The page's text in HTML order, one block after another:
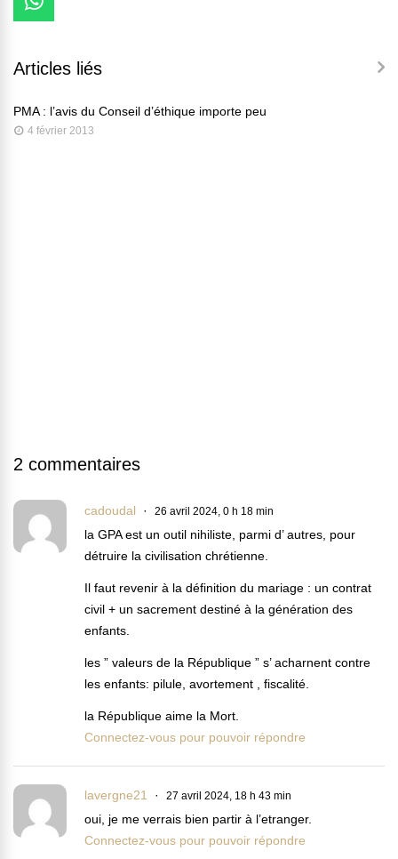
Articles liés
PMA : l’avis du Conseil d’éthique importe peu
4 février 2013
2 commentaires
cadoudal 26 avril 2024, 0 h 18 min
la GPA est un outil nihiliste, parmi d’ autres, pour
détruire la civilisation chrétienne.
Il faut revenir à la définition du mariage : un contrat
civil + un sacrement destiné à la génération des
enfants.
les ” valeurs de la République ” s’ acharnent contre
les enfants: pilule, avortement , fiscalité.
la République aime la Mort.
Connectez-vous pour pouvoir répondre
lavergne21 27 avril 2024, 18 h 43 min
oui, je me verrais bien partir à l’etranger.
Connectez-vous pour pouvoir répondre